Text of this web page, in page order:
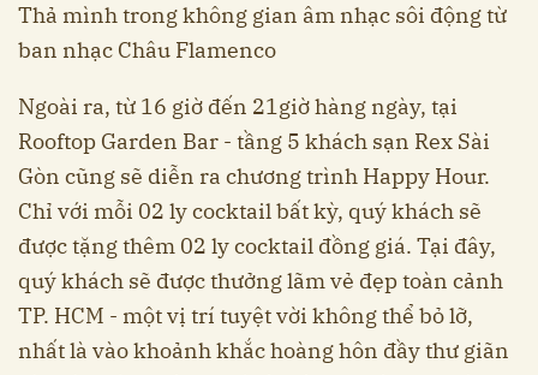
Thả mình trong không gian âm nhạc sôi động từ
ban nhạc Châu Flamenco
Ngoài ra, từ 16 giờ đến 21giờ hàng ngày, tại
Rooftop Garden Bar - tầng 5 khách sạn Rex Sài
Gòn cũng sẽ diễn ra chương trình Happy Hour.
Chỉ với mỗi 02 ly cocktail bất kỳ, quý khách sẽ
được tặng thêm 02 ly cocktail đồng giá. Tại đây,
quý khách sẽ được thưởng lãm vẻ đẹp toàn cảnh
TP. HCM - một vị trí tuyệt vời không thể bỏ lỡ,
nhất là vào khoảnh khắc hoàng hôn đầy thư giãn